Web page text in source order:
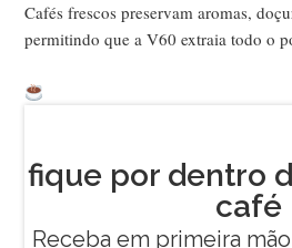
Cafés frescos preservam aromas,
permitindo que a V60 extraia todo o